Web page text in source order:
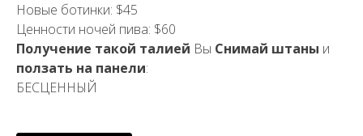
Новые ботинки: $45
Ценности ночей пива: $60
Получение такой талией Вы Снимай штаны и
ползать на панели:
БЕСЦЕННЫЙ